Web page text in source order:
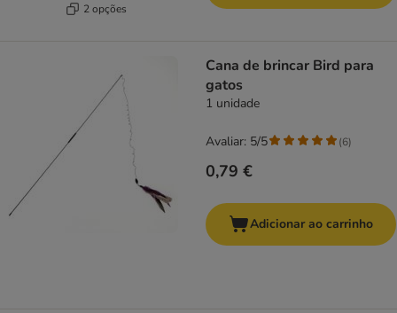
2 opções
Cana de brincar Bird para
gatos
1 unidade
0,79 €
Avaliar: 5/5 (6)
Adicionar ao carrinho